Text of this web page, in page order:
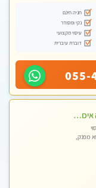
חניה חינם
נקי ומסודר
עיסוי מקצועי
דוברת עיברית
055-
בנתניה-מעסה צעירה איכותית וקלאסית מזמינה אותך לעיסוי נעים מפנק ומרגיע
מפנק,